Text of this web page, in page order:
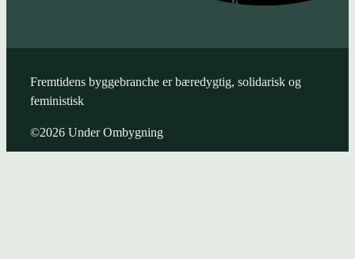
Fremtidens byggebranche er bæredygtig, solidarisk og
feministisk
©2026 Under Ombygning